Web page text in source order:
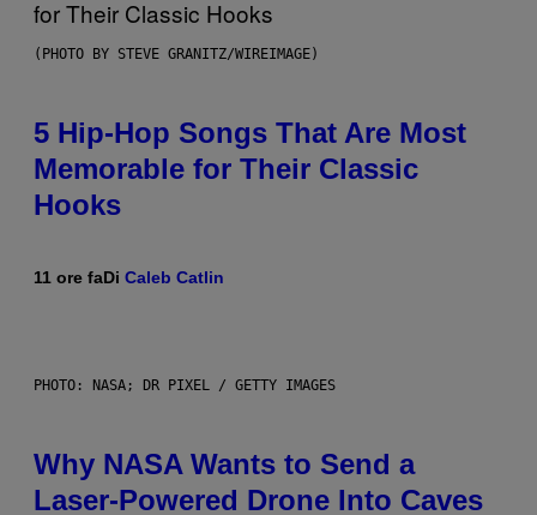
(PHOTO BY STEVE GRANITZ/WIREIMAGE)
5 Hip-Hop Songs That Are Most
Memorable for Their Classic
Hooks
11 ore faDi Caleb Catlin
PHOTO: NASA; DR PIXEL / GETTY IMAGES
Why NASA Wants to Send a
Laser-Powered Drone Into Caves